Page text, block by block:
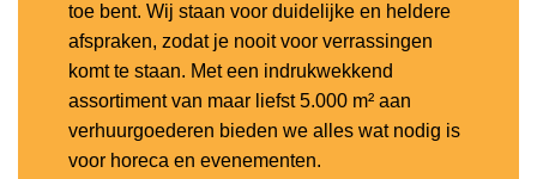
toe bent. Wij staan voor duidelijke en heldere
afspraken, zodat je nooit voor verrassingen
komt te staan. Met een indrukwekkend
assortiment van maar liefst 5.000 m² aan
verhuurgoederen bieden we alles wat nodig is
voor horeca en evenementen.